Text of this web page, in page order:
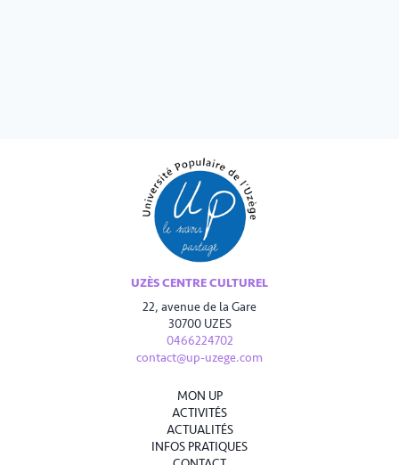
UZÈS CENTRE CULTUREL
22, avenue de la Gare
30700 UZES
0466224702
contact@up-uzege.com
MON UP
ACTIVITÉS
ACTUALITÉS
INFOS PRATIQUES